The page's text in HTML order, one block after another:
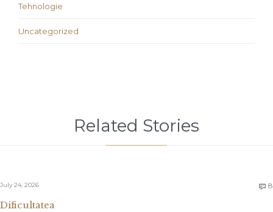
Tehnologie
Uncategorized
Related Stories
July 24, 2026  8
Dificultatea